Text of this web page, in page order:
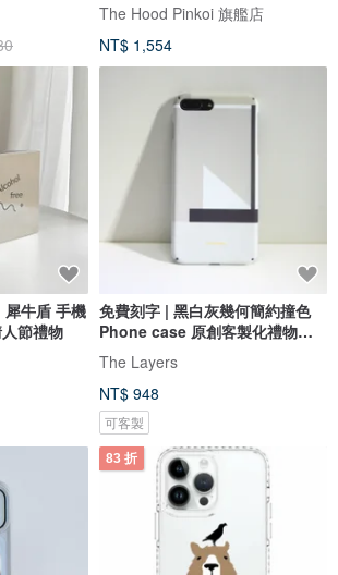
The Hood Pinkoi 旗艦店
NT$ 1,554
犀牛盾 手機
節禮物
免費刻字 | 黑白灰幾何簡約撞色
Phone case 原創客製化禮物手
機殼
The Layers
NT$ 948
可客製
83 折